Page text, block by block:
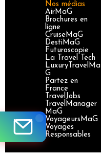
Nos médias
AirMaG
Brochures en
ligne
CruiseMaG
DestiMaG
Futuroscopie
La Travel Tech
LuxuryTravelMa
G
Partez en
France
TravelJobs
TravelManager
MaG
VoyageursMaG
Voyages
Responsables